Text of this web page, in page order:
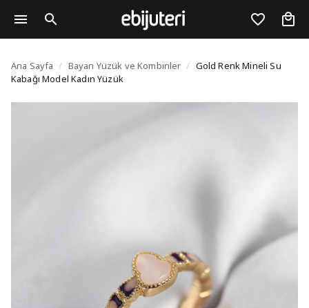
Gold Renk Mineli Su
Ana Sayfa / Bayan Yüzük ve Kombinler / Gold Renk Mineli Su
Kabağı Model Kadın Yüzük